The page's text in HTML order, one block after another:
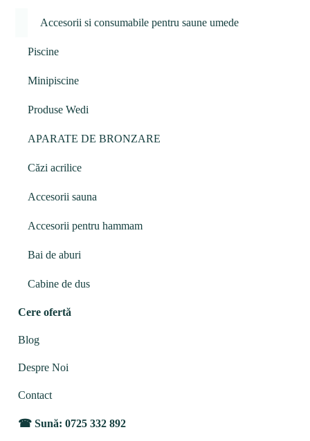
Accesorii si consumabile pentru saune umede
Piscine
Minipiscine
Produse Wedi
APARATE DE BRONZARE
Căzi acrilice
Accesorii sauna
Accesorii pentru hammam
Bai de aburi
Cabine de dus
Cere ofertă
Blog
Despre Noi
Contact
Sună: 0725 332 892